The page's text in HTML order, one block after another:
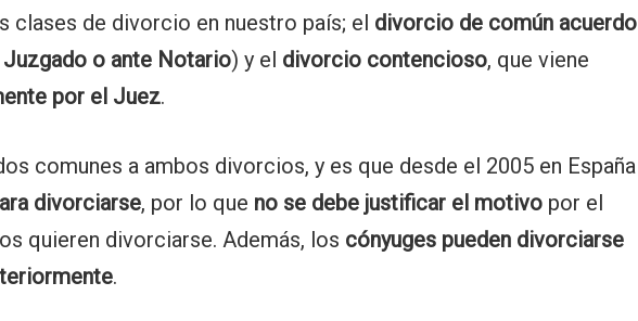
clases de divorcio en nuestro país; el divorcio de común acuerdo
Juzgado o ante Notario) y el divorcio contencioso, que viene
por el Juez.
comunes a ambos divorcios, y es que desde el 2005 en España
divorciarse, por lo que no se debe justificar el motivo por el
quieren divorciarse. Además, los cónyuges pueden divorciarse
.